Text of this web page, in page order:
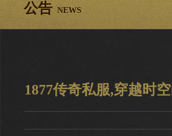
公告 NEWS
1877传奇私服,穿越时